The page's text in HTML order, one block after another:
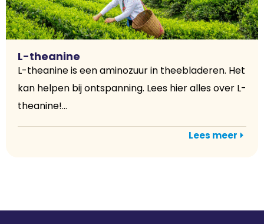
L-theanine
L-theanine is een aminozuur in theebladeren. Het
kan helpen bij ontspanning. Lees hier alles over L-
theanine!...
Lees meer